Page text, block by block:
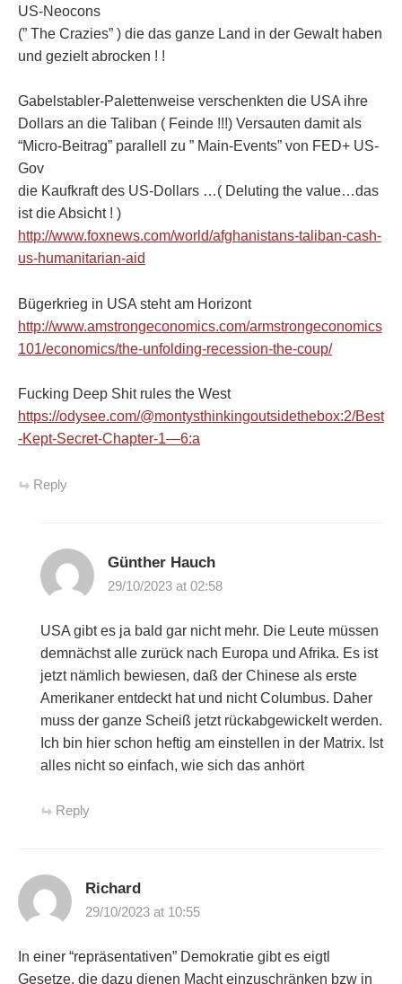
US-Neocons
(” The Crazies” ) die das ganze Land in der Gewalt haben
und gezielt abrocken ! !
Gabelstabler-Palettenweise verschenkten die USA ihre
Dollars an die Taliban ( Feinde !!!) Versauten damit als
“Micro-Beitrag” parallell zu ” Main-Events” von FED+ US-
Gov
die Kaufkraft des US-Dollars …( Deluting the value…das
ist die Absicht ! )
http://www.foxnews.com/world/afghanistans-taliban-cash-
us-humanitarian-aid
Bügerkrieg in USA steht am Horizont
http://www.amstrongeconomics.com/armstrongeconomics
101/economics/the-unfolding-recession-the-coup/
Fucking Deep Shit rules the West
https://odysee.com/@montysthinkingoutsidethebox:2/Best
-Kept-Secret-Chapter-1—6:a
Reply
Günther Hauch
29/10/2023 at 02:58
USA gibt es ja bald gar nicht mehr. Die Leute müssen
demnächst alle zurück nach Europa und Afrika. Es ist
jetzt nämlich bewiesen, daß der Chinese als erste
Amerikaner entdeckt hat und nicht Columbus. Daher
muss der ganze Scheiß jetzt rückabgewickelt werden.
Ich bin hier schon heftig am einstellen in der Matrix. Ist
alles nicht so einfach, wie sich das anhört
Reply
Richard
29/10/2023 at 10:55
In einer “repräsentativen” Demokratie gibt es eigtl
Gesetze, die dazu dienen Macht einzuschränken bzw in